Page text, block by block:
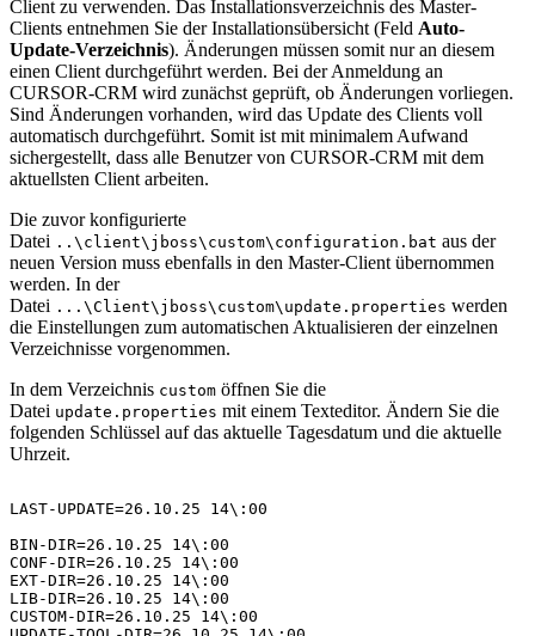
Client zu verwenden. Das Installationsverzeichnis des Master-
Clients entnehmen Sie der Installationsübersicht (Feld Auto-
Update-Verzeichnis). Änderungen müssen somit nur an diesem
einen Client durchgeführt werden. Bei der Anmeldung an
CURSOR-CRM wird zunächst geprüft, ob Änderungen vorliegen.
Sind Änderungen vorhanden, wird das Update des Clients voll
automatisch durchgeführt. Somit ist mit minimalem Aufwand
sichergestellt, dass alle Benutzer von CURSOR-CRM mit dem
aktuellsten Client arbeiten.
Die zuvor konfigurierte
Datei ..\client\jboss\custom\configuration.bat aus der
neuen Version muss ebenfalls in den Master-Client übernommen
werden. In der
Datei ...\Client\jboss\custom\update.properties werden
die Einstellungen zum automatischen Aktualisieren der einzelnen
Verzeichnisse vorgenommen.
In dem Verzeichnis custom öffnen Sie die
Datei update.properties mit einem Texteditor. Ändern Sie die
folgenden Schlüssel auf das aktuelle Tagesdatum und die aktuelle
Uhrzeit.
LAST-UPDATE=26.10.25
14\:00
BIN-DIR=26.10.25
14\:00
CONF-DIR=26.10.25
14\:00
EXT-DIR=26.10.25
14\:00
LIB-DIR=26.10.25
14\:00
CUSTOM-DIR=26.10.25
14\:00